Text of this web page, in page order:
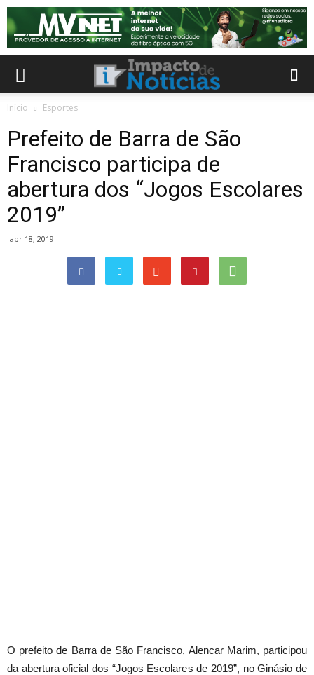
Início Esportes
Prefeito de Barra de São
Francisco participa de
abertura dos “Jogos Escolares
2019”
abr 18, 2019
O prefeito de Barra de São Francisco, Alencar Marim, participou
da abertura oficial dos “Jogos Escolares de 2019”, no Ginásio de